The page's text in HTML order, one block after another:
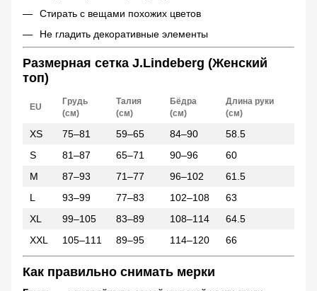
Стирать с вещами похожих цветов
Не гладить декоративные элементы
Размерная сетка J.Lindeberg (Женский
топ)
EU
Грудь
(см)
Талия
(см)
Бёдра
(см)
Длина руки
(см)
XS 75–81 59–65 84–90
58.5
S
81–87 65–71 90–96
60
M
87–93 71–77 96–102
61.5
L
93–99 77–83 102–108
63
XL
99–105 83–89 108–114
64.5
XXL
105–111 89–95 114–120 66
Как правильно снимать мерки